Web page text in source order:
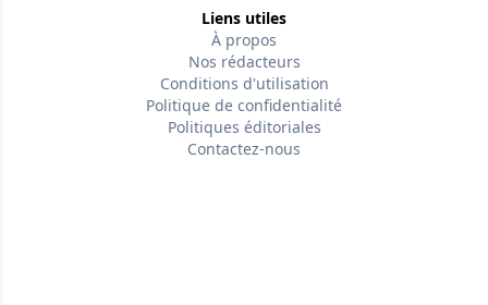
Liens utiles
À propos
Nos rédacteurs
Conditions d'utilisation
Politique de confidentialité
Politiques éditoriales
Contactez-nous